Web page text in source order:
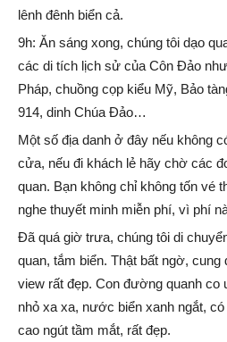
lênh đênh biển cả.
9h: Ăn sáng xong, chúng tôi dạo
các di tích lịch sử của Côn Đảo
Pháp, chuồng cọp kiểu Mỹ, Bảo
914, dinh Chúa Đảo…
Một số địa danh ở đây nếu không
cửa, nếu đi khách lẻ hãy chờ các
quan. Bạn không chỉ không tốn vé
nghe thuyết minh miễn phí, vì phí
Đã quá giờ trưa, chúng tôi di
quan, tắm biển. Thật bất ngờ,
view rất đẹp. Con đường quanh co
nhỏ xa xa, nước biển xanh ngắt,
cao ngút tầm mắt, rất đẹp.